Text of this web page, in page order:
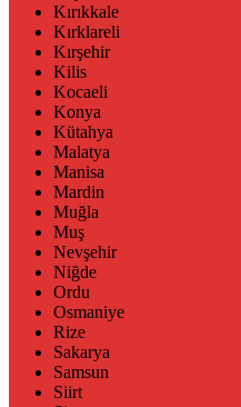
Kırıkkale
Kırklareli
Kırşehir
Kilis
Kocaeli
Konya
Kütahya
Malatya
Manisa
Mardin
Muğla
Muş
Nevşehir
Niğde
Ordu
Osmaniye
Rize
Sakarya
Samsun
Siirt